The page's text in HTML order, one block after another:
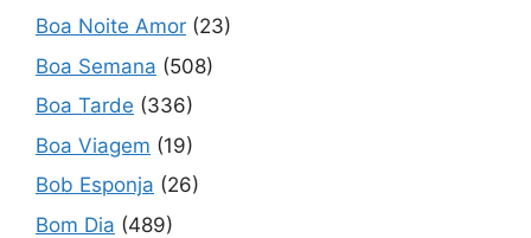
Boa Noite Amor (23)
Boa Semana (508)
Boa Tarde (336)
Boa Viagem (19)
Bob Esponja (26)
Bom Dia (489)